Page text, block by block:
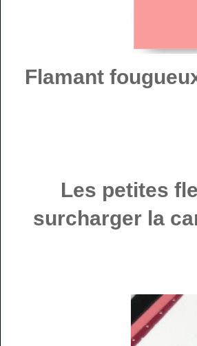
Flamant
Les petites
surcharger la